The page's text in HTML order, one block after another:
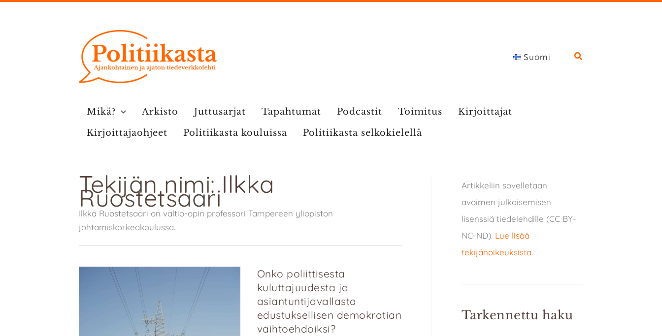
Suomi
Mikä? Arkisto Juttusarjat Tapahtumat Podcastit Toimitus
Kirjoittajat
Kirjoittajaohjeet
Politiikasta kouluissa Politiikasta selkokielellä
Tekijän nimi: Ilkka
Ruostetsaari
Ilkka Ruostetsaari on valtio-opin professori Tampereen yliopiston
johtamiskorkeakoulussa.
Onko poliittisesta
kuluttajuudesta ja
asiantuntijavallasta
edustuksellisen demokratian
vaihtoehdoiksi?
Artikkeliin sovelletaan
avoimen julkaisemisen
lisenssiä tiedelehdille (CC BY-
NC-ND). Lue lisää
tekijänoikeuksista.
Tarkennettu haku